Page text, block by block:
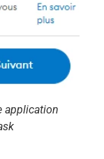
application